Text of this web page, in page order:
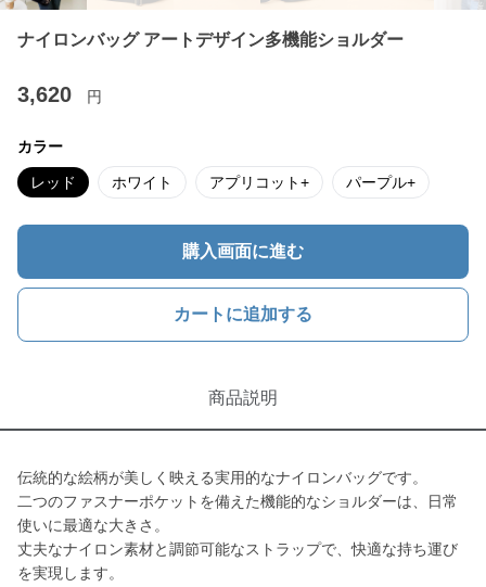
ナイロンバッグ アートデザイン多機能ショルダー
3,620 円
カラー
レッド ホワイト アプリコット+ パープル+
購入画面に進む
カートに追加する
商品説明
伝統的な絵柄が美しく映える実用的なナイロンバッグです。
二つのファスナーポケットを備えた機能的なショルダーは、日常
使いに最適な大きさ。
丈夫なナイロン素材と調節可能なストラップで、快適な持ち運び
を実現します。